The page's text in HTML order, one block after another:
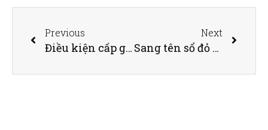
Previous
Điều kiện cấp giấy phép xây dựng đối với nhà ở riêng lẻ
Next
Sang tên sổ đỏ được thừa kế có phải đóng lệ phí không?